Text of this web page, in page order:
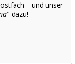
– und unser
" dazu!